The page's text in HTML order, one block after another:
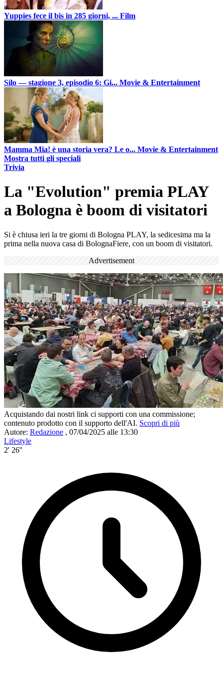
Yuppies fece il bis in 285 giorni, ... Film
Silo — stagione 3, episodio 6: Gi... Movie & Entertainment
Mamma Mia! è una storia vera? Le o... Movie & Entertainment
Mostra tutti gli speciali
Trivia
La "Evolution" premia PLAY
a Bologna è boom di visitatori
Si è chiusa ieri la tre giorni di Bologna PLAY, la sedicesima ma la
prima nella nuova casa di BolognaFiere, con un boom di visitatori.
Advertisement
Acquistando dai nostri link ci supporti con una commissione;
contenuto prodotto con il supporto dell'AI. Scopri di più
Autore: Redazione , 07/04/2025 alle 13:30
Lifestyle
2' 26''